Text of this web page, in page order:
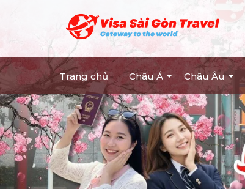
Trang chủ Châu Á Châu Âu